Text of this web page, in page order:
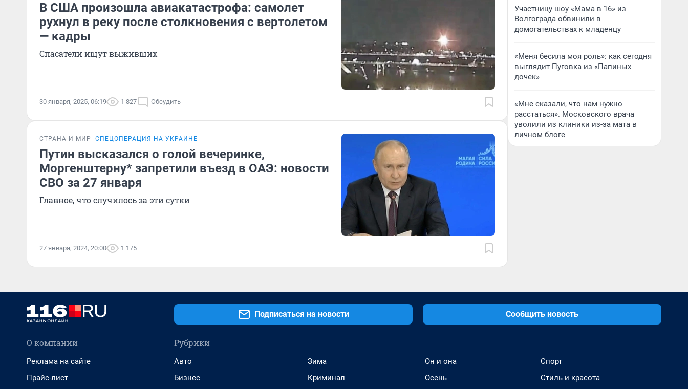
В США произошла авиакатастрофа: самолет
рухнул в реку после столкновения с вертолетом
— кадры
Спасатели ищут выживших
30 января, 2025, 06:19 1 827 Обсудить
СТРАНА И МИР СПЕЦОПЕРАЦИЯ НА УКРАИНЕ
Путин высказался о голой вечеринке,
Моргенштерну* запретили въезд в ОАЭ: новости
СВО за 27 января
Главное, что случилось за эти сутки
27 января, 2024, 20:00 1 175
Участницу шоу «Мама в 16» из
Волгограда обвинили в
домогательствах к младенцу
«Меня бесила моя роль»: как сегодня
выглядит Пуговка из «Папиных
дочек»
«Мне сказали, что нам нужно
расстаться». Московского врача
уволили из клиники из-за мата в
личном блоге
Подписаться на новости Сообщить новость
О компании
Реклама на сайте
Прайс-лист
Рубрики
Авто
Бизнес
Зима
Криминал
Он и она
Осень
Спорт
Стиль и красота